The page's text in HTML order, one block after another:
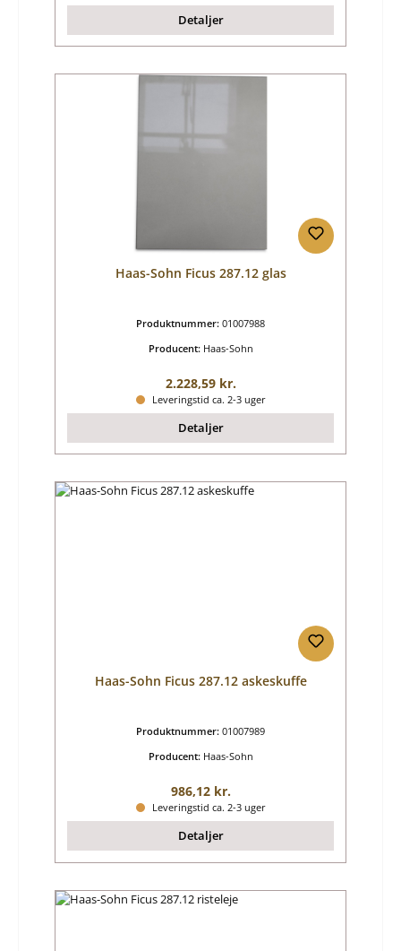
Detaljer
Haas-Sohn Ficus 287.12 glas
Produktnummer: 01007988
Producent: Haas-Sohn
Almindelig pris:
2.228,59 kr.
Leveringstid ca. 2-3 uger
Detaljer
Haas-Sohn Ficus 287.12 askeskuffe
Produktnummer: 01007989
Producent: Haas-Sohn
Almindelig pris:
986,12 kr.
Leveringstid ca. 2-3 uger
Detaljer